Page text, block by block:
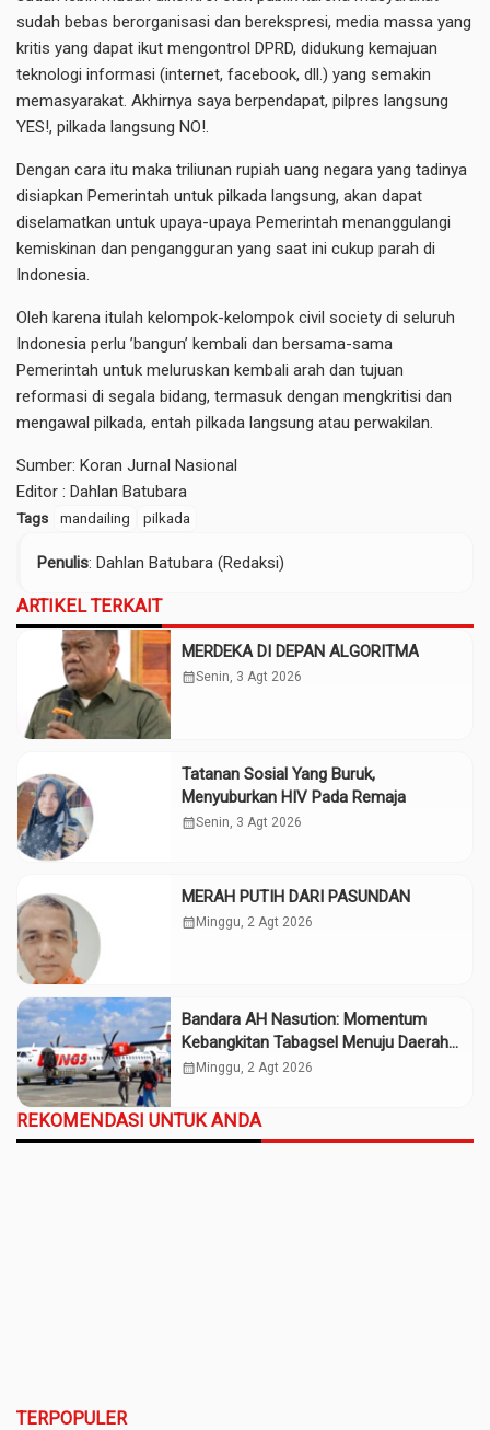
sudah bebas berorganisasi dan berekspresi, media massa yang
kritis yang dapat ikut mengontrol DPRD, didukung kemajuan
teknologi informasi (internet, facebook, dll.) yang semakin
memasyarakat. Akhirnya saya berpendapat, pilpres langsung
YES!, pilkada langsung NO!.
Dengan cara itu maka triliunan rupiah uang negara yang tadinya
disiapkan Pemerintah untuk pilkada langsung, akan dapat
diselamatkan untuk upaya-upaya Pemerintah menanggulangi
kemiskinan dan pengangguran yang saat ini cukup parah di
Indonesia.
Oleh karena itulah kelompok-kelompok civil society di seluruh
Indonesia perlu ’bangun’ kembali dan bersama-sama
Pemerintah untuk meluruskan kembali arah dan tujuan
reformasi di segala bidang, termasuk dengan mengkritisi dan
mengawal pilkada, entah pilkada langsung atau perwakilan.
Sumber: Koran Jurnal Nasional
Editor : Dahlan Batubara
Tags mandailing pilkada
Penulis: Dahlan Batubara (Redaksi)
ARTIKEL TERKAIT
MERDEKA DI DEPAN ALGORITMA
calendar_monthSenin, 3 Agt 2026
Tatanan Sosial Yang Buruk,
Menyuburkan HIV Pada Remaja
calendar_monthSenin, 3 Agt 2026
MERAH PUTIH DARI PASUNDAN
calendar_month Minggu, 2 Agt 2026
Bandara AH Nasution: Momentum
Kebangkitan Tabagsel Menuju Daerah
Maju
calendar_month Minggu, 2 Agt 2026
REKOMENDASI UNTUK ANDA
TERPOPULER